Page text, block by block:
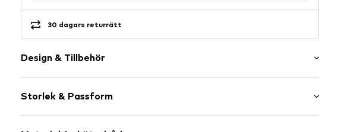
30 dagars returrätt
Design & Tillbehör
Jeans
Färgad denim
Zip Fly
Storlek & Passform